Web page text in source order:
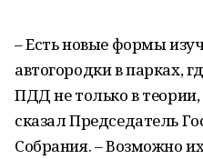
– Есть новые формы
автогородки в парках,
ПДД не только в теории,
сказал Председатель
Собрания. – Возможно